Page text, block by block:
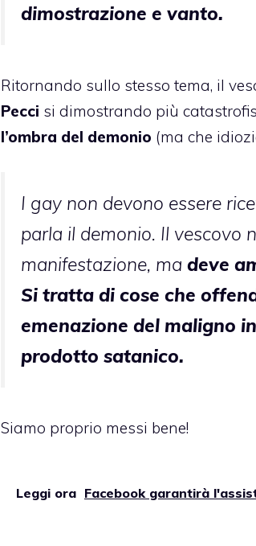
dimostrazione e vanto.
Ritornando sullo stesso tema, il
Pecci si dimostrando più
l’ombra del demonio (ma che
I gay non devono essere
parla il demonio. Il vescovo
manifestazione, ma deve
Si tratta di cose che
emenazione del maligno
prodotto satanico.
Siamo proprio messi bene!
Leggi ora Facebook garantirà